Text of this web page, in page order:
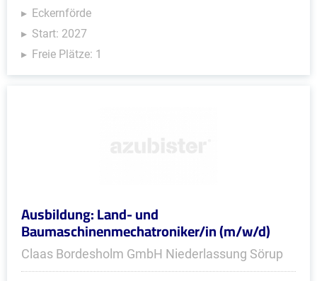
Eckernförde
Start: 2027
Freie Plätze: 1
Ausbildung: Land- und
Baumaschinenmechatroniker/in (m/w/d)
Claas Bordesholm GmbH Niederlassung Sörup